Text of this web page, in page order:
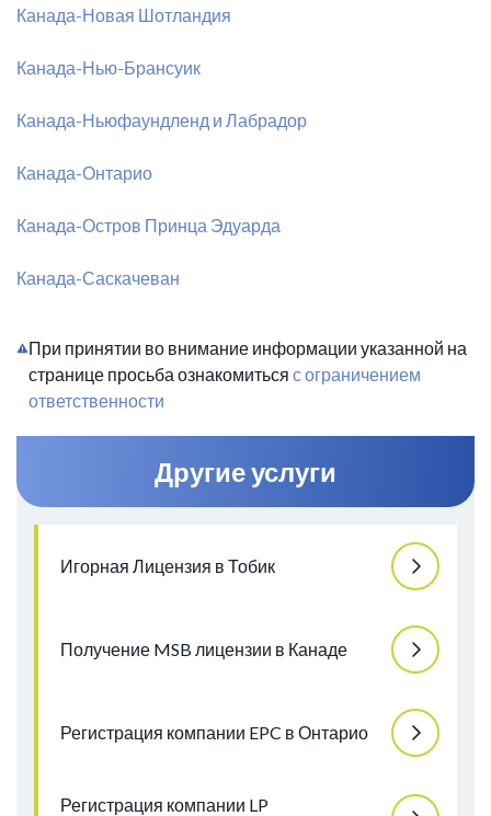
Канада-Новая Шотландия
Канада-Нью-Брансуик
Канада-Ньюфаундленд и Лабрадор
Канада-Онтарио
Канада-Остров Принца Эдуарда
Канада-Саскачеван
При принятии во внимание информации указанной на
странице просьба ознакомиться с ограничением
ответственности
Другие услуги
Игорная Лицензия в Тобик
Получение MSB лицензии в Канаде
Регистрация компании EPC в Онтарио
Регистрация компании LP